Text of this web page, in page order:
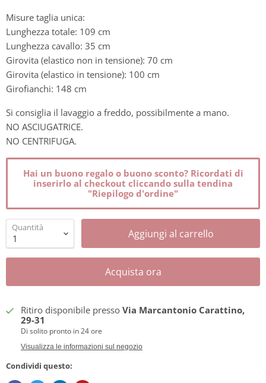
Misure taglia unica:
Lunghezza totale: 109 cm
Lunghezza cavallo: 35 cm
Girovita (elastico non in tensione): 70 cm
Girovita (elastico in tensione): 100 cm
Girofianchi: 148 cm
Si consiglia il lavaggio a freddo, possibilmente a mano.
NO ASCIUGATRICE.
NO CENTRIFUGA.
Hai un buono regalo o buono sconto? Ricordati di
inserirlo al checkout cliccando sulla tendina
"Riepilogo d'ordine"
Quantità Aggiungi al carrello
Acquista ora
Ritiro disponibile presso Via Marcantonio Carattino,
29-31
Di solito pronto in 24 ore
Visualizza le informazioni sul negozio
Condividi questo: